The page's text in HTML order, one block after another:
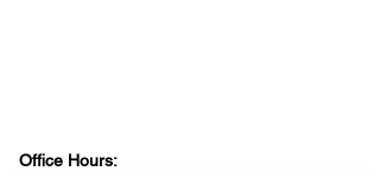
Office Hours: